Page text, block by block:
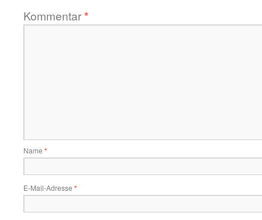
Kommentar*
Name *
E-Mail-Adresse *